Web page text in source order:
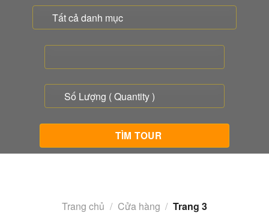
Trang chủ / Cửa hàng / Trang 3